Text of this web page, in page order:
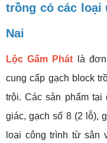
trồng cỏ các
Nai
Lộc Gấm Phát là
cung cấp gạch block
trội. Các sản phẩm tại
giác, gạch số 8 (2 lỗ),
loại công trình từ sân